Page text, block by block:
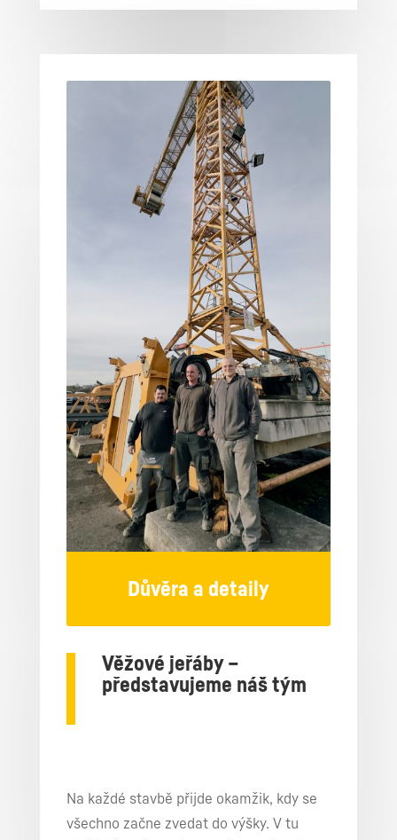
Důvěra a detaily
Věžové jeřáby –
představujeme náš tým
Na každé stavbě přijde okamžik, kdy se
všechno začne zvedat do výšky. V tu